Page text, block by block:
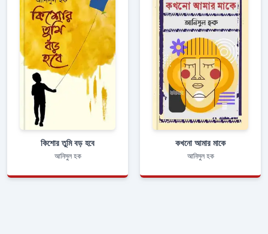
কিশোর তুমি বড় হবে
আনিসুল হক
কখনো আমার মাকে
আনিসুল হক